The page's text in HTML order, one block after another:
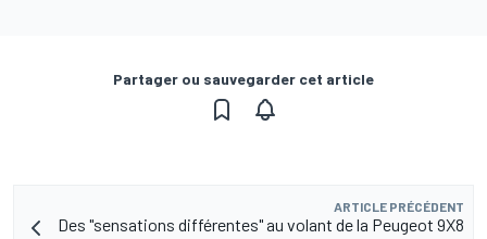
Partager ou sauvegarder cet article
ARTICLE PRÉCÉDENT
Des "sensations différentes" au volant de la Peugeot 9X8